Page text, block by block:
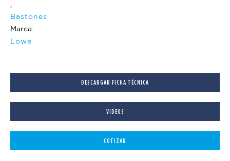
Bastones
Marca:
Lowe
DESCARGAR FICHA TÉCNICA
VIDEOS
COTIZAR